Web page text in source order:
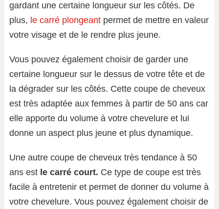
gardant une certaine longueur sur les côtés. De
plus, le carré plongeant permet de mettre en valeur
votre visage et de le rendre plus jeune.
Vous pouvez également choisir de garder une
certaine longueur sur le dessus de votre tête et de
la dégrader sur les côtés. Cette coupe de cheveux
est très adaptée aux femmes à partir de 50 ans car
elle apporte du volume à votre chevelure et lui
donne un aspect plus jeune et plus dynamique.
Une autre coupe de cheveux très tendance à 50
ans est le carré court. Ce type de coupe est très
facile à entretenir et permet de donner du volume à
votre chevelure. Vous pouvez également choisir de